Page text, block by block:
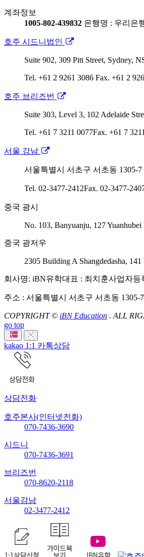
계좌정보
1005-802-439832 은행명 : 우리은
호주 시드니법인
Suite 902, 309 Pitt Street, Sydney,
Tel. +61 2 9261 3086 Fax. +61 2
호주 브리즈번
Suite 303, Level 3, 102 Adelaide
Tel. +61 7 3211 0077Fax. +61 7
서울 강남
서울특별시 서초구 서초동 1305-
Tel. 02-3477-2412Fax. 02-3477-
중국 광시
No. 103, Banyuanju, 127
중국 광저우
2305 Building A Shangdedasha,
회사명: iBN유학대표 : 최치훈사업자등
주소 : 서울특별시 서초구 서초동
COPYRIGHT © iBN Education . ALL
go top
kakao 1:1 카톡상담
상담전화
호주본사(인터넷전화)
070-7436-3690
시드니
070-7436-3691
브리즈번
070-8620-2118
서울강남
02-3477-2412